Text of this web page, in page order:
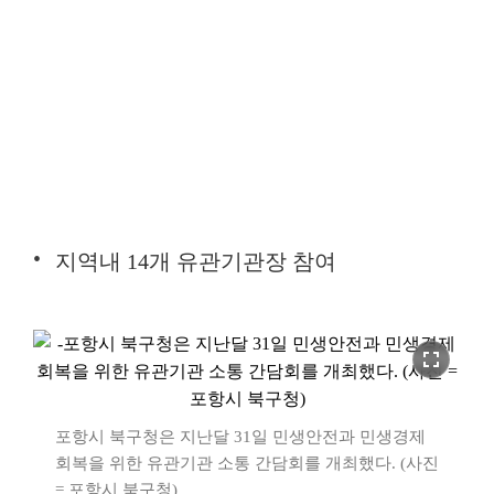
지역내 14개 유관기관장 참여
fullscreen
포항시 북구청은 지난달 31일 민생안전과 민생경제
회복을 위한 유관기관 소통 간담회를 개최했다. (사진
= 포항시 북구청)